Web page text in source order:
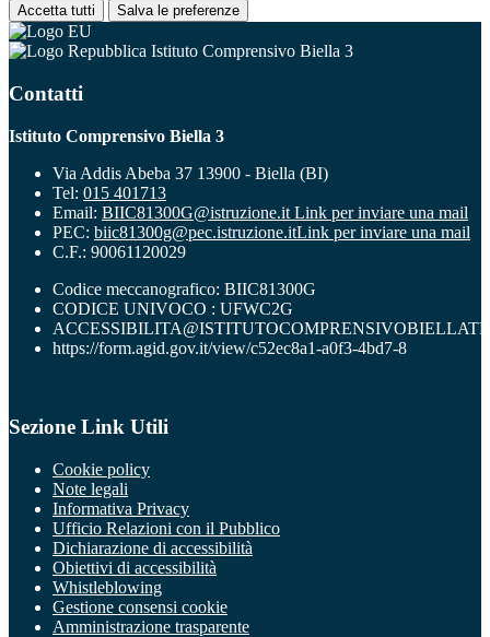
Accetta tutti Salva le preferenze
Istituto Comprensivo Biella 3
Contatti
Istituto Comprensivo Biella 3
Via Addis Abeba 37 13900 - Biella (BI)
Tel: 015 401713
Email: BIIC81300G@istruzione.it Link per inviare una mail
PEC: biic81300g@pec.istruzione.itLink per inviare una mail
C.F.: 90061120029
Codice meccanografico: BIIC81300G
CODICE UNIVOCO : UFWC2G
https://form.agid.gov.it/view/c52ec8a1-a0f3-4bd7-8
Sezione Link Utili
Cookie policy
Note legali
Informativa Privacy
Ufficio Relazioni con il Pubblico
Dichiarazione di accessibilità
Obiettivi di accessibilità
Whistleblowing
Gestione consensi cookie
Amministrazione trasparente